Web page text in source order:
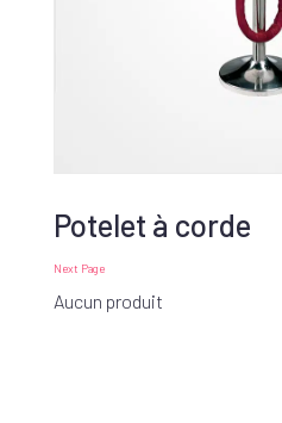
Potelet à corde
Next Page
Aucun produit